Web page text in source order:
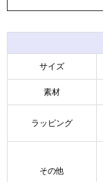
サイズ
素材
ラッピング
その他